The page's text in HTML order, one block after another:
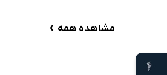
مشاهده همه ›